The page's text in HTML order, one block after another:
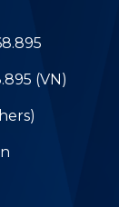
(VN)